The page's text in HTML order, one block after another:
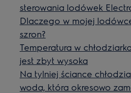
sterowania lodówek
Dlaczego w mojej
szron?
Temperatura w
jest zbyt wysoka
Na tylniej ściance
woda, która okresowo